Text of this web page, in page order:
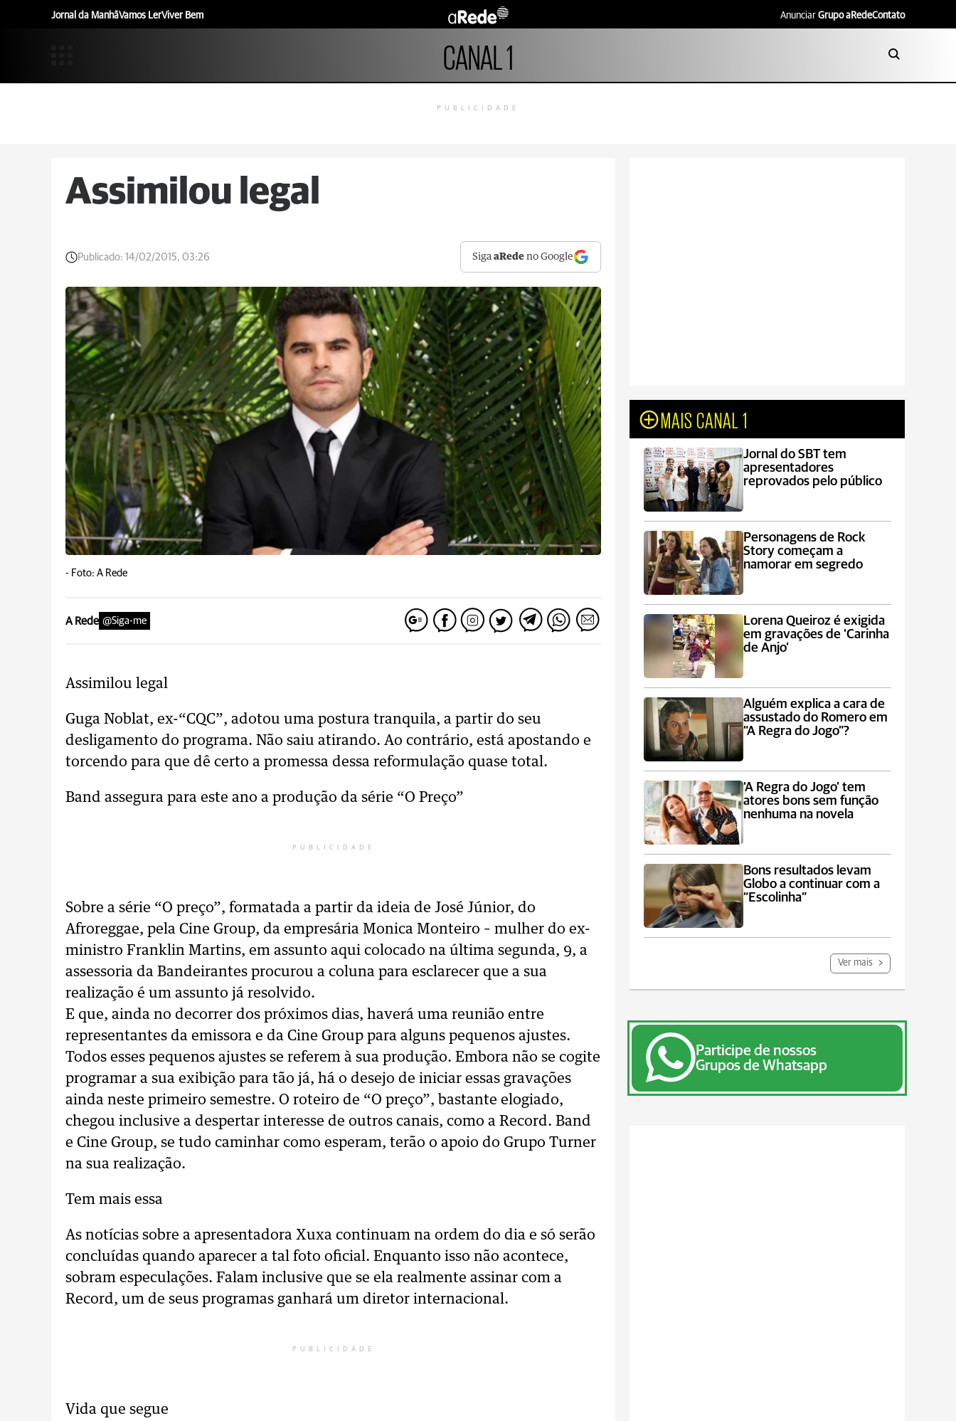
Jornal da ManhãVamos LerViver Bem Anunciar Grupo aRedeContato
CANAL 1
PUBLICIDADE
Assimilou legal
Publicado: 14/02/2015, 03:26 SigaaRede no Google
- Foto: A Rede
A Rede @Siga-me
Assimilou legal
Guga Noblat, ex-“CQC”, adotou uma postura tranquila, a partir do seu
desligamento do programa. Não saiu atirando. Ao contrário, está apostando e
torcendo para que dê certo a promessa dessa reformulação quase total.
Band assegura para este ano a produção da série “O Preço”
PUBLICIDADE
Sobre a série “O preço”, formatada a partir da ideia de José Júnior, do
Afroreggae, pela Cine Group, da empresária Monica Monteiro – mulher do ex-
ministro Franklin Martins, em assunto aqui colocado na última segunda, 9, a
assessoria da Bandeirantes procurou a coluna para esclarecer que a sua
realização é um assunto já resolvido.
E que, ainda no decorrer dos próximos dias, haverá uma reunião entre
representantes da emissora e da Cine Group para alguns pequenos ajustes.
Todos esses pequenos ajustes se referem à sua produção. Embora não se cogite
programar a sua exibição para tão já, há o desejo de iniciar essas gravações
ainda neste primeiro semestre. O roteiro de “O preço”, bastante elogiado,
chegou inclusive a despertar interesse de outros canais, como a Record. Band
e Cine Group, se tudo caminhar como esperam, terão o apoio do Grupo Turner
na sua realização.
Tem mais essa
As notícias sobre a apresentadora Xuxa continuam na ordem do dia e só serão
concluídas quando aparecer a tal foto oficial. Enquanto isso não acontece,
sobram especulações. Falam inclusive que se ela realmente assinar com a
Record, um de seus programas ganhará um diretor internacional.
PUBLICIDADE
Vida que segue
MAIS CANAL 1
Jornal do SBT tem
apresentadores
reprovados pelo público
Personagens de Rock
Story começam a
namorar em segredo
Lorena Queiroz é exigida
em gravações de ‘Carinha
de Anjo’
Alguém explica a cara de
assustado do Romero em
“A Regra do Jogo”?
‘A Regra do Jogo’ tem
atores bons sem função
nenhuma na novela
Bons resultados levam
Globo a continuar com a
“Escolinha”
Ver mais
Participe de nossos
Grupos de Whatsapp